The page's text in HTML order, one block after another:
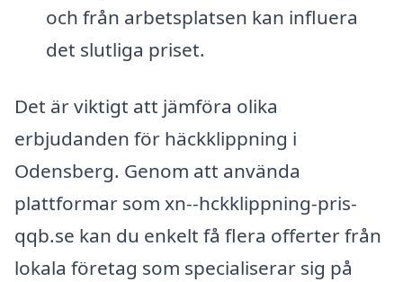
och från arbetsplatsen kan influera
det slutliga priset.
Det är viktigt att jämföra olika
erbjudanden för häckklippning i
Odensberg. Genom att använda
plattformar som xn--hckklippning-pris-
qqb.se kan du enkelt få flera offerter från
lokala företag som specialiserar sig på